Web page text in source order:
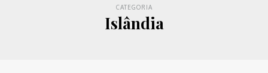
CATEGORIA
Islândia